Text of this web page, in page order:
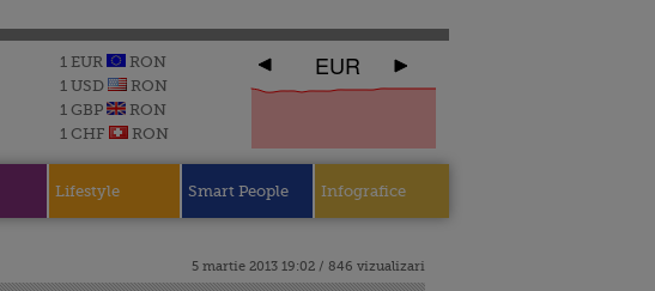
1 EUR
RON
1 USD
RON
1 GBP
RON
1 CHF
RON
EUR
Lifestyle Smart People Infografice
5 martie 2013 19:02 / 846 vizualizari